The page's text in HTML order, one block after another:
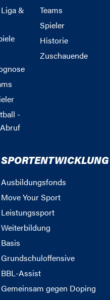
&
-
Teams
Spieler
Historie
Zuschauende
SPORTENTWICKLUNG
Ausbildungsfonds
Move Your Sport
Leistungssport
Weiterbildung
Basis
Grundschuloffensive
BBL-Assist
Gemeinsam gegen Doping